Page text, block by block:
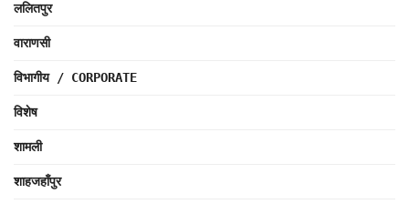
ललितपुर
वाराणसी
विभागीय / CORPORATE
विशेष
शामली
शाहजहाँपुर